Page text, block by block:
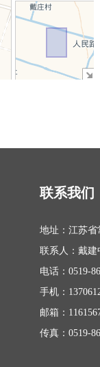
+
−
联系我们
地址：江苏省
联系人：戴建
电话：0519-
手机：
邮箱：
传真：0519-